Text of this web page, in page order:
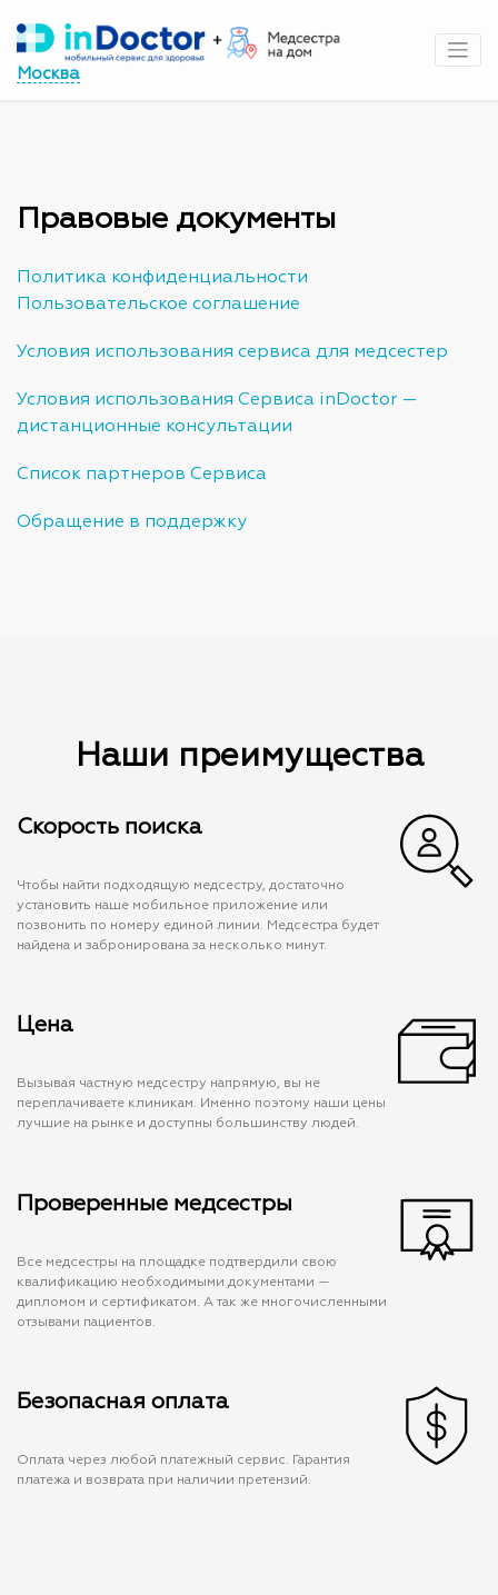
содержимому
Москва
Правовые документы
Политика конфиденциальности
Пользовательское соглашение
Условия использования сервиса для медсестер
Условия использования Сервиса inDoctor —
дистанционные консультации
Список партнеров Сервиса
Обращение в поддержку
Наши преимущества
Скорость поиска
Чтобы найти подходящую медсестру, достаточно
установить наше мобильное приложение или
позвонить по номеру единой линии. Медсестра будет
найдена и забронирована за несколько минут.
Цена
Вызывая частную медсестру напрямую, вы не
переплачиваете клиникам. Именно поэтому наши цены
лучшие на рынке и доступны большинству людей.
Проверенные медсестры
Все медсестры на площадке подтвердили свою
квалификацию необходимыми документами —
дипломом и сертификатом. А так же многочисленными
отзывами пациентов.
Безопасная оплата
Оплата через любой платежный сервис. Гарантия
платежа и возврата при наличии претензий.